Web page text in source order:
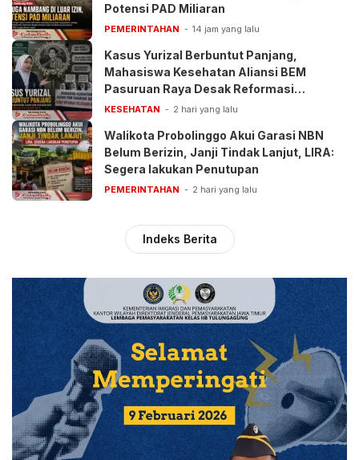
Potensi PAD Miliaran
PEMERINTAHAN 14 jam yang lalu
Kasus Yurizal Berbuntut Panjang,
Mahasiswa Kesehatan Aliansi BEM
Pasuruan Raya Desak Reformasi
Pelayanan BPJS
KESEHATAN 2 hari yang lalu
Walikota Probolinggo Akui Garasi NBN
Belum Berizin, Janji Tindak Lanjut, LIRA:
Segera lakukan Penutupan
PEMERINTAHAN 2 hari yang lalu
Indeks Berita